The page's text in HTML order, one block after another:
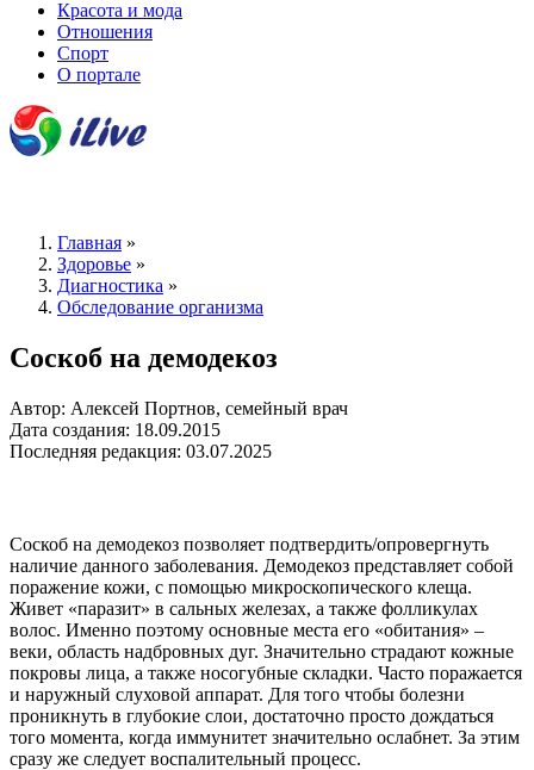
Красота и мода
Отношения
Спорт
О портале
Главная »
Здоровье »
Диагностика »
Обследование организма
Соскоб на демодекоз
Автор: Алексей Портнов, семейный врач
Дата создания: 18.09.2015
Последняя редакция: 03.07.2025
Соскоб на демодекоз позволяет подтвердить/опровергнуть
наличие данного заболевания. Демодекоз представляет собой
поражение кожи, с помощью микроскопического клеща.
Живет «паразит» в сальных железах, а также фолликулах
волос. Именно поэтому основные места его «обитания» –
веки, область надбровных дуг. Значительно страдают кожные
покровы лица, а также носогубные складки. Часто поражается
и наружный слуховой аппарат. Для того чтобы болезни
проникнуть в глубокие слои, достаточно просто дождаться
того момента, когда иммунитет значительно ослабнет. За этим
сразу же следует воспалительный процесс.